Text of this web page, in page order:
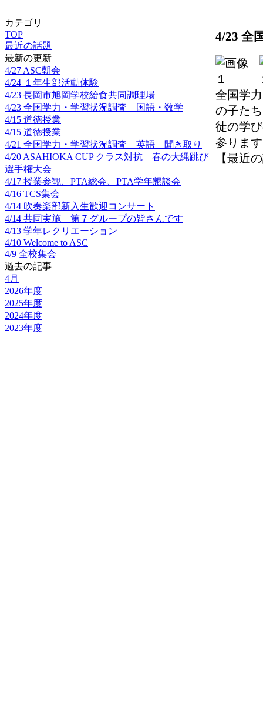
カテゴリ
TOP
最近の話題
最新の更新
4/27 ASC朝会
4/24 １年生部活動体験
4/23 長岡市旭岡学校給食共同調理場
4/23 全国学力・学習状況調査 国語・数学
4/15 道徳授業
4/15 道徳授業
4/21 全国学力・学習状況調査 英語 聞き取り
4/20 ASAHIOKA CUP クラス対抗 春の大縄跳び
選手権大会
4/17 授業参観、PTA総会、PTA学年懇談会
4/16 TCS集会
4/14 吹奏楽部新入生歓迎コンサート
4/14 共同実施 第７グループの皆さんです
4/13 学年レクリエーション
4/10 Welcome to ASC
4/9 全校集会
過去の記事
4月
2026年度
2025年度
2024年度
2023年度
4/23 全
全国学
の子た
徒の学
参りま
【最近